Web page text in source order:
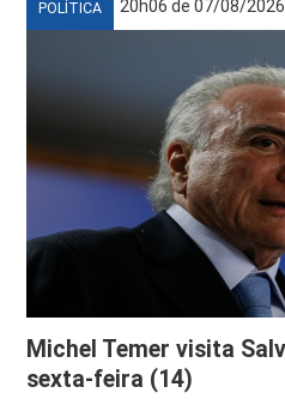
POLÍTICA 20h06 de 07/08/2026
Michel Temer visita
sexta-feira (14)